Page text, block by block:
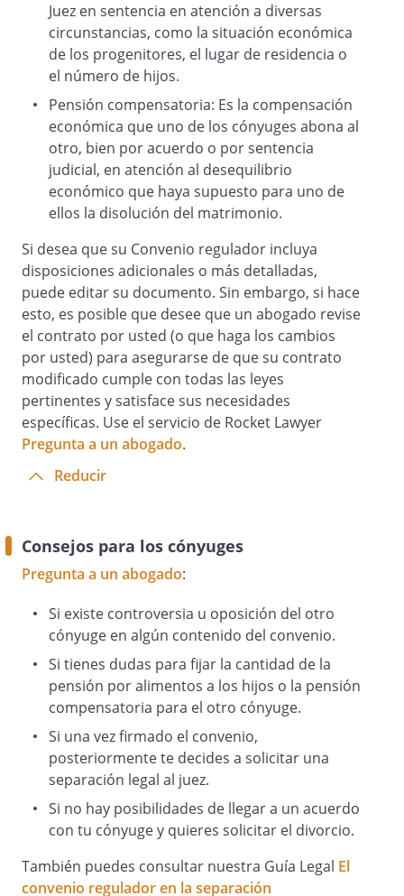
Para conseguir ese objetivo, los padres
deberán establecer el cauce de
comunicación que mejor se adapte a sus
circunstancias, obligándose a respetarlo
y cumplirlo. En su defecto, la
comunicación se hará vía burofax y el
otro progenitor deberá contestar en
plazo de cinco días. Si no contesta y
queda probado que ha recibido la
comunicación, se entenderá que da su
Ambos cónyuges participarán en las
decisiones que, con respecto a los hijos,
tomen en el futuro, siendo de especial
importancia las que se vayan a tomar en
relación a la residencia o las que afecten
al ámbito escolar, sanitario. Se acuerda la
intervención de ambos padres en
decisiones relativas al cambio de centro
escolar o cambio de modelo educativo.
Para cualquier tipo de intervención
quirúrgica o de tratamiento médico no
habitual, tanto si entraña un gasto, como
si está cubierto por algún seguro, la
decisión será conjunta y compartida,
salvo supuestos de extrema urgencia.
Se acuerda igualmente la participación y
decisión de ambos padres en las
celebraciones religiosas,
obligatoriamente en lo que se
refiere al acto religioso y siempre que se
pueda en la celebración lúdica, no
teniendo preferencia a la hora de tomar
estas decisiones ni el cónyuge que tiene
la guarda y custodia exclusiva, ni el
Juez en sentencia en atención a diversas
circunstancias, como la situación económica
de los progenitores, el lugar de residencia o
el número de hijos.
Pensión compensatoria: Es la compensación
económica que uno de los cónyuges abona al
otro, bien por acuerdo o por sentencia
judicial, en atención al desequilibrio
económico que haya supuesto para uno de
ellos la disolución del matrimonio.
Si desea que su Convenio regulador incluya
disposiciones adicionales o más detalladas,
puede editar su documento. Sin embargo, si hace
esto, es posible que desee que un abogado revise
el contrato por usted (o que haga los cambios
por usted) para asegurarse de que su contrato
modificado cumple con todas las leyes
pertinentes y satisface sus necesidades
específicas. Use el servicio de Rocket Lawyer
Pregunta a un abogado.
Reducir
Consejos para los cónyuges
Pregunta a un abogado:
Si existe controversia u oposición del otro
cónyuge en algún contenido del convenio.
Si tienes dudas para fijar la cantidad de la
pensión por alimentos a los hijos o la pensión
compensatoria para el otro cónyuge.
Si una vez firmado el convenio,
posteriormente te decides a solicitar una
separación legal al juez.
Si no hay posibilidades de llegar a un acuerdo
con tu cónyuge y quieres solicitar el divorcio.
También puedes consultar nuestra Guía Legal El
convenio regulador en la separación